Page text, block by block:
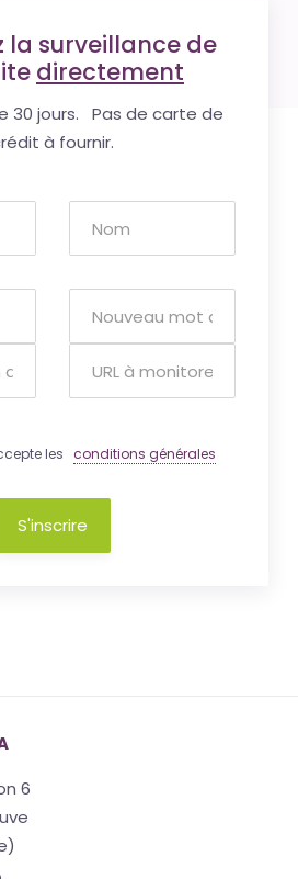
la surveillance de
directement
30 jours. Pas de carte de
à fournir.
les conditions générales
S'inscrire
6